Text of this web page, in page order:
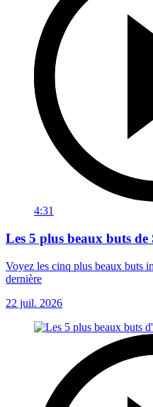
4:31
Les 5 plus beaux buts de
Voyez les cinq plus beaux buts
dernière
22 juil. 2026